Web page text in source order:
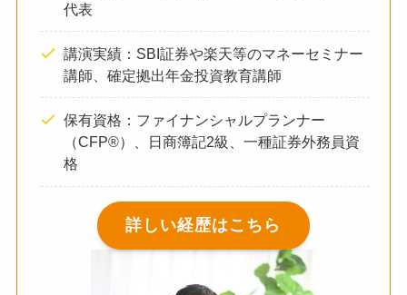
代表
講演実績：SBI証券や楽天等のマネーセミナー
講師、確定拠出年金投資教育講師
保有資格：ファイナンシャルプランナー
（CFP®）、日商簿記2級、一種証券外務員資
格
詳しい経歴はこちら